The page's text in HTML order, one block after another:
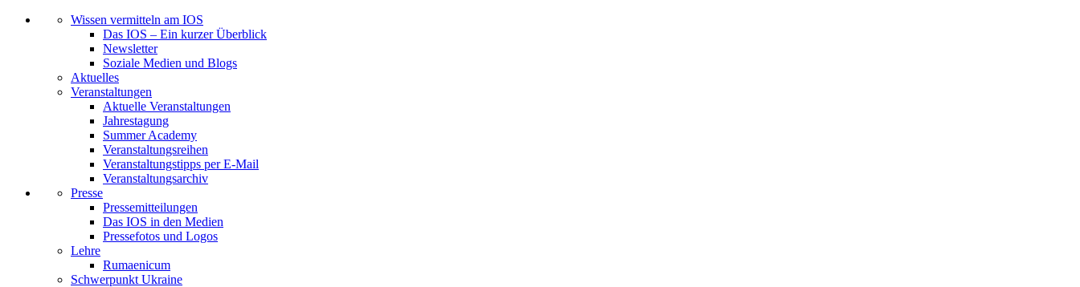
Wissen vermitteln am IOS
Das IOS – Ein kurzer Überblick
Newsletter
Soziale Medien und Blogs
Aktuelles
Veranstaltungen
Aktuelle Veranstaltungen
Jahrestagung
Summer Academy
Veranstaltungsreihen
Veranstaltungstipps per E-Mail
Veranstaltungsarchiv
Presse
Pressemitteilungen
Das IOS in den Medien
Pressefotos und Logos
Lehre
Rumaenicum
Schwerpunkt Ukraine